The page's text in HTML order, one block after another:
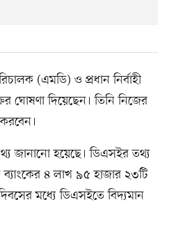
(এমডি) ও প্রধান নির্বাহী
ঘোষণা দিয়েছেন। তিনি নিজের
জানানো হয়েছে। ডিএসইর তথ্য
৪ লাখ ৯৫ হাজার ২৩টি
মধ্যে ডিএসইতে বিদ্যমান